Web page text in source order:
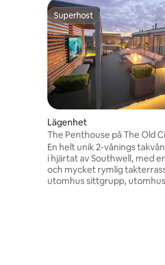
Superhost
Superhost
Lägenhet
The Penthouse på The Old
En helt unik 2-vånings
i hjärtat av Southwell, med
och mycket rymlig
utomhus sittgrupp,